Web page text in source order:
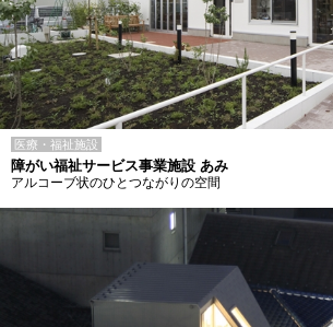
医療・福祉施設
障がい福祉サービス事業施設 あみ
アルコーブ状のひとつながりの空間